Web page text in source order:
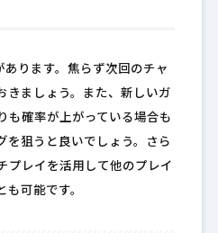
ります。焦らず次回のチャ
きましょう。また、新しいガ
も確率が上がっている場合も
を狙うと良いでしょう。さら
プレイを活用して他のプレイ
も可能です。